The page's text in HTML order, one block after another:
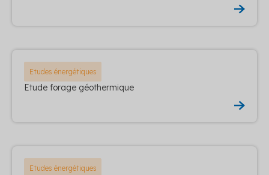
Etudes énergétiques
Etude forage géothermique
Etudes énergétiques